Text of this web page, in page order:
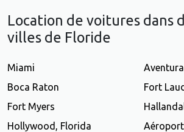
Location de voitures dans
villes de Floride
Miami
Aventura
Boca Raton
Fort
Fort Myers
Hollywood, Florida